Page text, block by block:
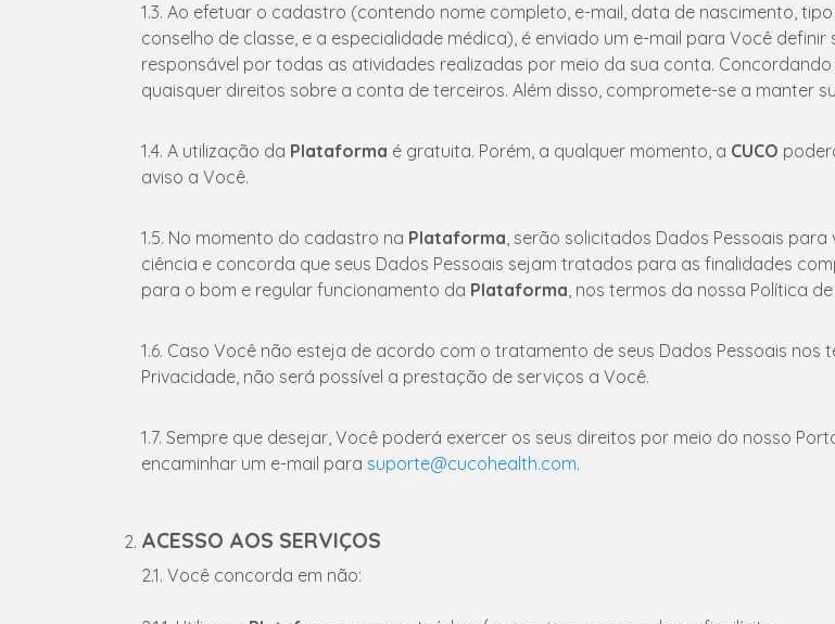
1.3. Ao efetuar o cadastro (contendo nome completo, e-mail, data de nascimento,
conselho de classe, e a especialidade médica), é enviado um e-mail para Você
responsável por todas as atividades realizadas por meio da sua conta.
quaisquer direitos sobre a conta de terceiros. Além disso, compromete-se a manter
1.4. A utilização da Plataforma é gratuita. Porém, a qualquer momento, a CUCO
aviso a Você.
1.5. No momento do cadastro na Plataforma, serão solicitados Dados Pessoais
ciência e concorda que seus Dados Pessoais sejam tratados para as finalidades
para o bom e regular funcionamento da Plataforma, nos termos da nossa Política
1.6. Caso Você não esteja de acordo com o tratamento de seus Dados Pessoais
Privacidade, não será possível a prestação de serviços a Você.
1.7. Sempre que desejar, Você poderá exercer os seus direitos por meio do nosso
encaminhar um e-mail para suporte@cucohealth.com.
ACESSO AOS SERVIÇOS
2.1. Você concorda em não: